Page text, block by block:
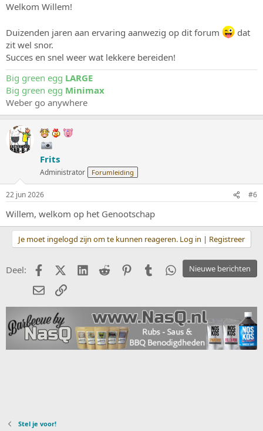
Welkom Willem!
Duizenden jaren aan ervaring aanwezig op dit forum
dat
zit wel snor.
Succes en snel weer wat lekkere bereiden!
Big green egg LARGE
Big green egg Minimax
Weber go anywhere
Frits
Administrator Forumleiding
22 jun 2026 #6
Willem, welkom op het Genootschap
Je moet ingelogd zijn om te kunnen reageren. Log in | Registreer
Nieuwe berichten
Deel: FacebookX (Twitter)
LinkedIn
Reddit PinterestTumblrWhatsApp
E-mailkoppeling
Stel je voor!